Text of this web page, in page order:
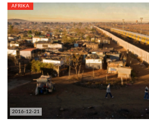
2016-12-21
AFRIKA